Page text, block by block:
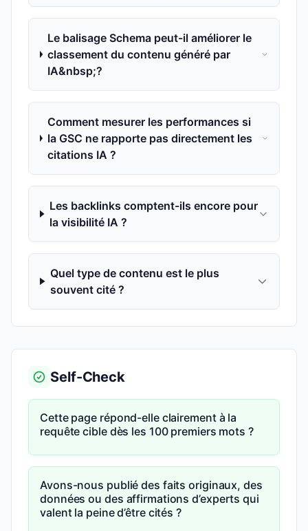
Le balisage Schema peut-il améliorer le
classement du contenu généré par
IA&nbsp;?
Comment mesurer les performances si
la GSC ne rapporte pas directement les
citations IA ?
Les backlinks comptent-ils encore pour
la visibilité IA ?
Quel type de contenu est le plus
souvent cité ?
Self-Check
Cette page répond-elle clairement à la
requête cible dès les 100 premiers mots ?
Avons-nous publié des faits originaux, des
données ou des affirmations d’experts qui
valent la peine d’être cités ?